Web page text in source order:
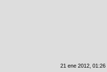
21 ene 2012, 01:26